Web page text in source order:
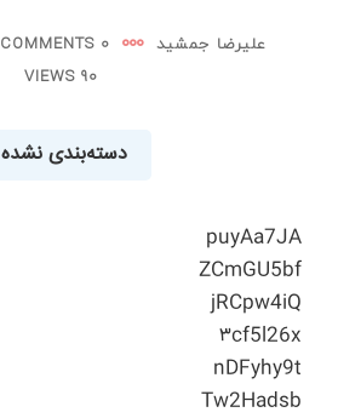
علیرضا جمشید 0 COMMENTS
90 VIEWS
دسته‌بندی نشده
puyAa7JA
ZCmGU5bf
jRCpw4iQ
۳cf5l26x
nDFyhy9t
Tw2Hadsb